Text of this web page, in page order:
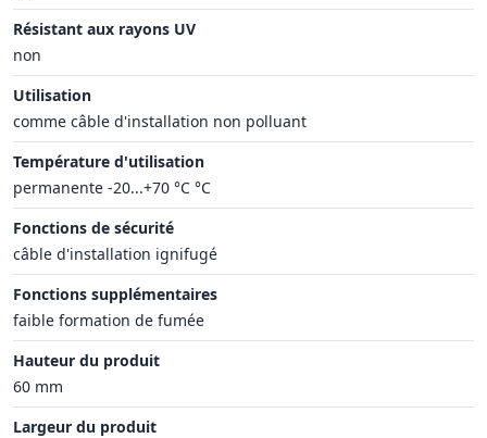
Résistant aux rayons UV
non
Utilisation
comme câble d'installation non polluant
Température d'utilisation
permanente -20...+70 °C °C
Fonctions de sécurité
câble d'installation ignifugé
Fonctions supplémentaires
faible formation de fumée
Hauteur du produit
60 mm
Largeur du produit